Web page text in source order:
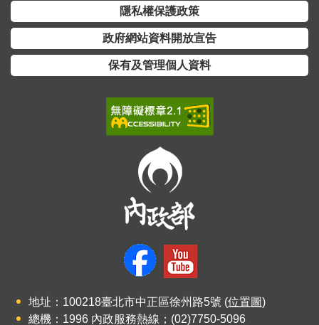
流
回
首
雙
語
隱私權保護政策
政府網站資料開放宣告
保有及管理個人資料
地址：100218臺北市中正區徐州路5號 (位置圖)
總機：1996 內政服務熱線；(02)7750-5096